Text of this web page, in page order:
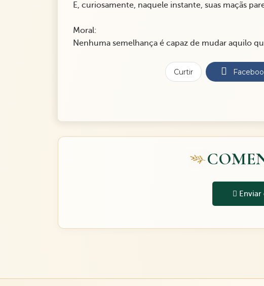
E, curiosamente, naquele instante, suas maçãs
Moral:
Nenhuma semelhança é capaz de mudar aquilo
Curtir